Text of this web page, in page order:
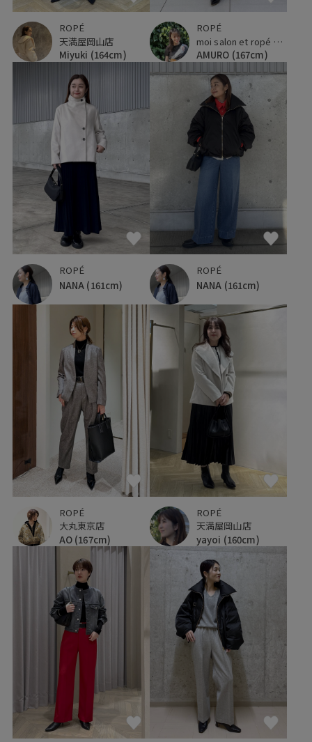
ROPÉ
天満屋岡山店
Miyuki (164cm)
ROPÉ
moi salon et ropé 横浜高島屋
AMURO (167cm)
ROPÉ
NANA (161cm)
ROPÉ
NANA (161cm)
ROPÉ
大丸東京店
AO (167cm)
ROPÉ
天満屋岡山店
yayoi (160cm)